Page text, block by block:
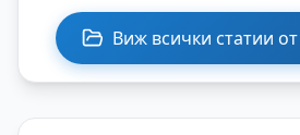
Виж всички статии